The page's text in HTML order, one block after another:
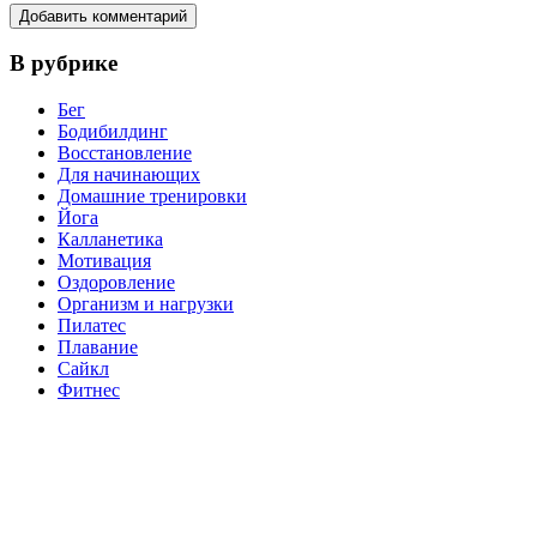
В рубрике
Бег
Бодибилдинг
Восстановление
Для начинающих
Домашние тренировки
Йога
Калланетика
Мотивация
Оздоровление
Организм и нагрузки
Пилатес
Плавание
Сайкл
Фитнес